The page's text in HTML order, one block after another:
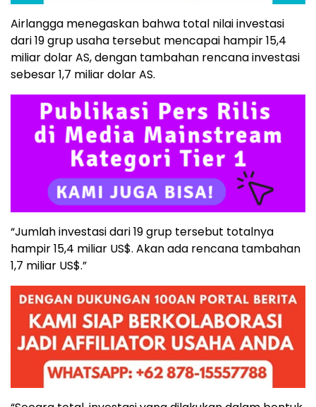
Airlangga menegaskan bahwa total nilai investasi
dari 19 grup usaha tersebut mencapai hampir 15,4
miliar dolar AS, dengan tambahan rencana investasi
sebesar 1,7 miliar dolar AS.
“Jumlah investasi dari 19 grup tersebut totalnya
hampir 15,4 miliar US$. Akan ada rencana tambahan
1,7 miliar US$.”